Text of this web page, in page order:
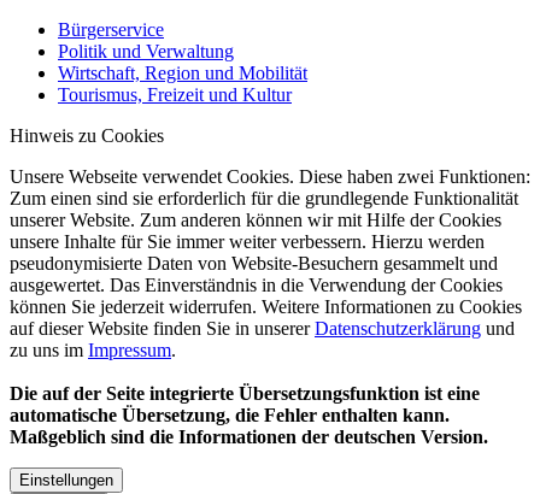
Bürgerservice
Politik und Verwaltung
Wirtschaft, Region und Mobilität
Tourismus, Freizeit und Kultur
Hinweis zu Cookies
Unsere Webseite verwendet Cookies. Diese haben zwei Funktionen:
Zum einen sind sie erforderlich für die grundlegende Funktionalität
unserer Website. Zum anderen können wir mit Hilfe der Cookies
unsere Inhalte für Sie immer weiter verbessern. Hierzu werden
pseudonymisierte Daten von Website-Besuchern gesammelt und
ausgewertet. Das Einverständnis in die Verwendung der Cookies
können Sie jederzeit widerrufen. Weitere Informationen zu Cookies
auf dieser Website finden Sie in unsererDatenschutzerklärung und
zu uns im Impressum.
Die auf der Seite integrierte Übersetzungsfunktion ist eine
automatische Übersetzung, die Fehler enthalten kann.
Maßgeblich sind die Informationen der deutschen Version.
Einstellungen